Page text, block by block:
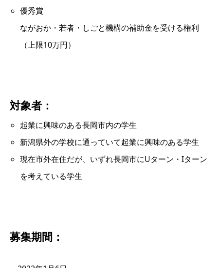
優秀賞
ながおか・若者・しごと機構の補助金を受ける権利
（上限10万円）
対象者：
起業に興味のある長岡市内の学生
新潟県外の学校に通っていて起業に興味のある学生
現在市外在住だが、いずれ長岡市にUターン・Iターン
を考えている学生
募集期間：